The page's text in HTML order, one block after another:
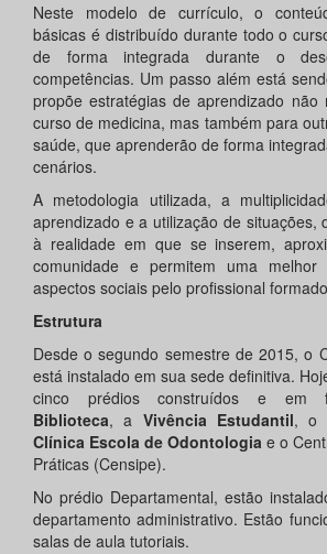
Neste modelo de currículo, o
básicas é distribuído durante todo o
de forma integrada durante o
competências. Um passo além está
propõe estratégias de aprendizado não
curso de medicina, mas também para
saúde, que aprenderão de forma
cenários.
A metodologia utilizada, a
aprendizado e a utilização de situações,
à realidade em que se inserem,
comunidade e permitem uma melhor
aspectos sociais pelo profissional
Estrutura
Desde o segundo semestre de 2015, o
está instalado em sua sede definitiva.
cinco prédios construídos e em
Biblioteca, a Vivência Estudantil, o
Clínica Escola de Odontologia e o
Práticas (Censipe).
No prédio Departamental, estão
departamento administrativo. Estão
salas de aula tutoriais.